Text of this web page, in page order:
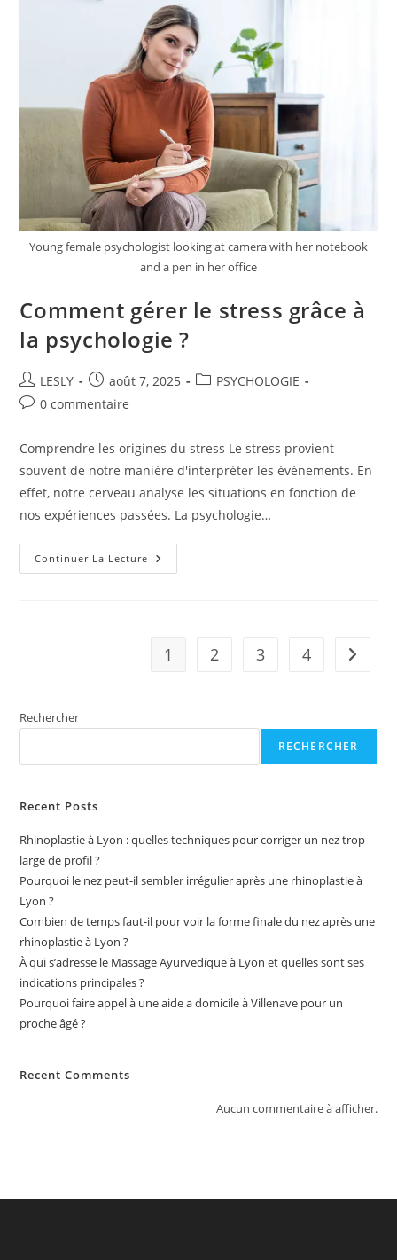
Psychologie
?
Young female psychologist looking at camera with her notebook
and a pen in her office
Comment gérer le stress grâce à
la psychologie ?
Auteur/autrice
de
LESLY
Publication
publiée :
août 7, 2025
PostPSYCHOLOGIE
Commentaires
publication :
0 commentaire
Comprendre les origines du stress Le stress provient
souvent de notre manière d'interpréter les événements. En
effet, notre cerveau analyse les situations en fonction de
nos expériences passées. La psychologie…
Continuer La Lecture Comment
Gérer
1 2 3 4 Aller à
Rechercher
RECHERCHER
Recent Posts
Rhinoplastie à Lyon : quelles techniques pour corriger un nez trop
large de profil ?
Pourquoi le nez peut-il sembler irrégulier après une rhinoplastie à
Lyon ?
Combien de temps faut-il pour voir la forme finale du nez après une
rhinoplastie à Lyon ?
À qui s’adresse le Massage Ayurvedique à Lyon et quelles sont ses
indications principales ?
Pourquoi faire appel à une aide a domicile à Villenave pour un
proche âgé ?
Recent Comments
Aucun commentaire à afficher.